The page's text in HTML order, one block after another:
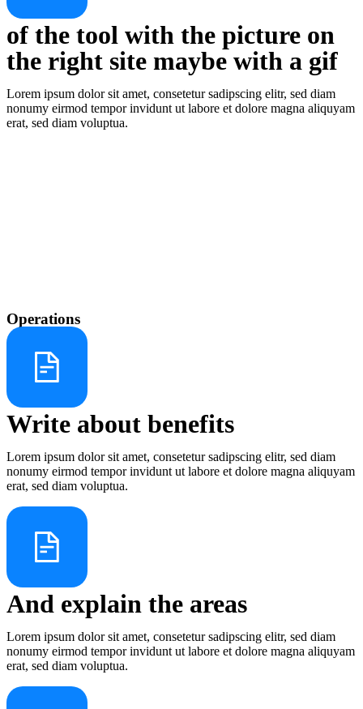
of the tool with the picture on
the right site maybe with a gif
Lorem ipsum dolor sit amet, consetetur sadipscing elitr, sed diam
nonumy eirmod tempor invidunt ut labore et dolore magna aliquyam
erat, sed diam voluptua.
Operations
Write about benefits
Lorem ipsum dolor sit amet, consetetur sadipscing elitr, sed diam
nonumy eirmod tempor invidunt ut labore et dolore magna aliquyam
erat, sed diam voluptua.
And explain the areas
Lorem ipsum dolor sit amet, consetetur sadipscing elitr, sed diam
nonumy eirmod tempor invidunt ut labore et dolore magna aliquyam
erat, sed diam voluptua.